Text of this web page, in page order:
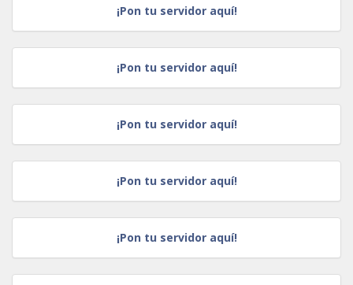
¡Pon tu servidor aquí!
¡Pon tu servidor aquí!
¡Pon tu servidor aquí!
¡Pon tu servidor aquí!
¡Pon tu servidor aquí!